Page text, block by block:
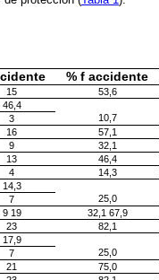
% f accidente
15
53,6
46,4
3
10,7
16
57,1
9
32,1
13
46,4
4
14,3
14,3
7
25,0
9 19
32,1 67,9
23
82,1
17,9
7
25,0
21
75,0